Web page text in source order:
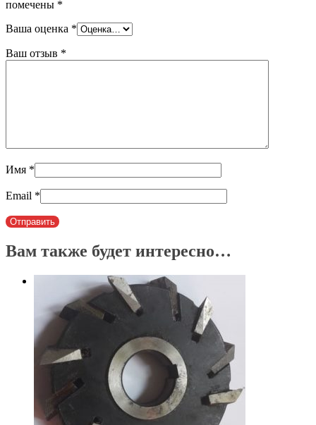
помечены *
Ваша оценка *
Ваш отзыв *
Имя *
Email *
Вам также будет интересно…